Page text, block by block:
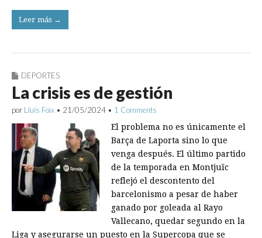
Leer más →
DEPORTES
La crisis es de gestión
por Lluís Foix • 21/05/2024 • 1 Comments
El problema no es únicamente el
Barça de Laporta sino lo que
venga después. El último partido
de la temporada en Montjuïc
reflejó el descontento del
barcelonismo a pesar de haber
ganado por goleada al Rayo
Vallecano, quedar segundo en la
Liga y asegurarse un puesto en la Supercopa que se